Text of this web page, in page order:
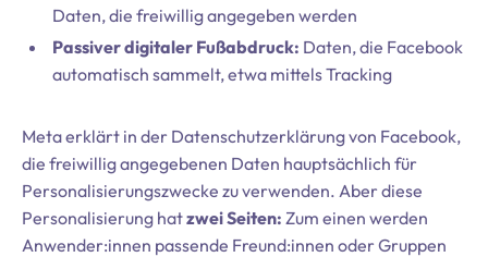
Daten, die freiwillig angegeben werden
Passiver digitaler Fußabdruck: Daten, die Facebook
automatisch sammelt, etwa mittels Tracking
Meta erklärt in der Datenschutzerklärung von Facebook,
die freiwillig angegebenen Daten hauptsächlich für
Personalisierungszwecke zu verwenden. Aber diese
Personalisierung hatzwei Seiten: Zum einen werden
Anwender:innen passende Freund:innen oder Gruppen